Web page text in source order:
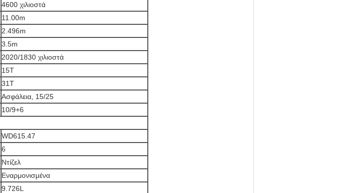
4600 χιλιοστά
11.00m
2.496m
3.5m
2020/1830 χιλιοστά
15Τ
31Τ
Ασφάλεια, 15/25
10/9+6
WD615.47
6
Ντίζελ
Εναρμονισμένα
9.726L